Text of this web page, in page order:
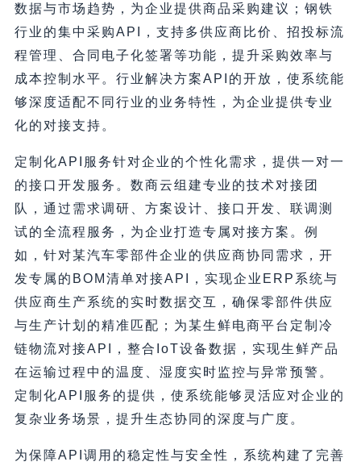
数据与市场趋势，为企业提供商品采购建议；钢铁
行业的集中采购API，支持多供应商比价、招投标流
程管理、合同电子化签署等功能，提升采购效率与
成本控制水平。行业解决方案API的开放，使系统能
够深度适配不同行业的业务特性，为企业提供专业
化的对接支持。
定制化API服务针对企业的个性化需求，提供一对一
的接口开发服务。数商云组建专业的技术对接团
队，通过需求调研、方案设计、接口开发、联调测
试的全流程服务，为企业打造专属对接方案。例
如，针对某汽车零部件企业的供应商协同需求，开
发专属的BOM清单对接API，实现企业ERP系统与
供应商生产系统的实时数据交互，确保零部件供应
与生产计划的精准匹配；为某生鲜电商平台定制冷
链物流对接API，整合IoT设备数据，实现生鲜产品
在运输过程中的温度、湿度实时监控与异常预警。
定制化API服务的提供，使系统能够灵活应对企业的
复杂业务场景，提升生态协同的深度与广度。
为保障API调用的稳定性与安全性，系统构建了完善